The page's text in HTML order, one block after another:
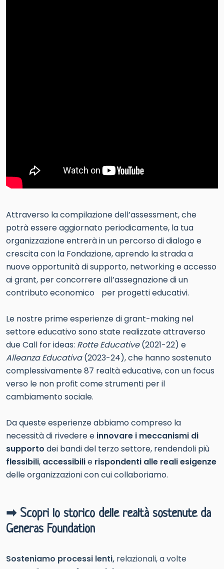
Attraverso la compilazione dell’assessment, che
potrà essere aggiornato periodicamente, la tua
organizzazione entrerà in un percorso di dialogo e
crescita con la Fondazione, aprendo la strada a
nuove opportunità di supporto, networking e accesso
ai grant, per concorrere all’assegnazione di un
contributo economico per progetti educativi.
Le nostre prime esperienze di grant-making nel
settore educativo sono state realizzate attraverso
due Call for ideas: Rotte Educative(2021-22) e
Alleanza Educativa (2023-24), che hanno sostenuto
complessivamente 87 realtà educative, con un focus
verso le non profit come strumenti per il
cambiamento sociale.
Da queste esperienze abbiamo compreso la
necessità di rivedere e innovare i meccanismi di
supporto dei bandi del terzo settore, rendendoli più
flessibili, accessibilie rispondenti alle reali esigenze
delle organizzazioni con cui collaboriamo.
➡ Scopri lo storico delle realtà sostenute da
Generas Foundation
Sosteniamo processi lenti, relazionali, a volte